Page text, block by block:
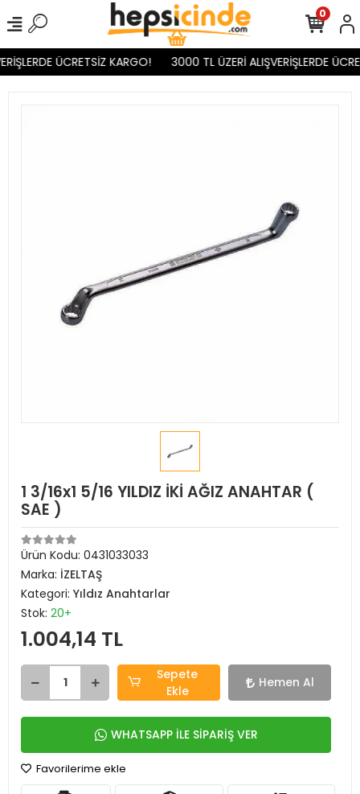
ÜCRETSİZ KARGO! 3000 TL ÜZERİ ALIŞVERİŞLERDE
0
1 3/16x1 5/16 YILDIZ İKİ AĞIZ ANAHTAR (
SAE )
Ürün Kodu: 0431033033
Marka: İZELTAŞ
Kategori: Yıldız Anahtarlar
Stok: 20+
1.004,14 TL
Sepete
Ekle
Hemen Al
WHATSAPP İLE SİPARİŞ VER
Favorilerime ekle